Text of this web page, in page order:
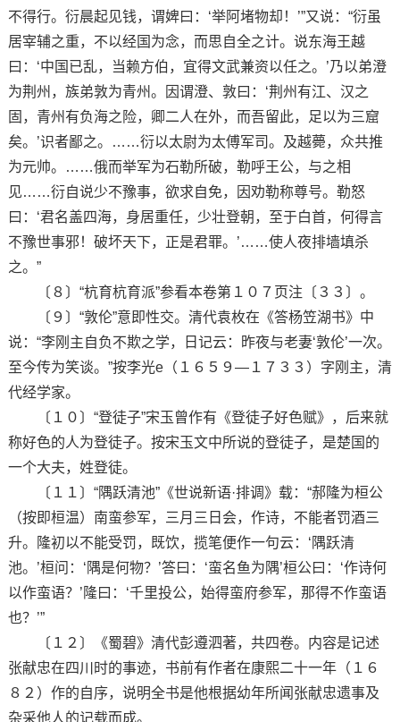
不得行。衍晨起见钱，谓婢曰：‘举阿堵物却！’”又说：“衍虽
居宰辅之重，不以经国为念，而思自全之计。说东海王越
曰：‘中国已乱，当赖方伯，宜得文武兼资以任之。’乃以弟澄
为荆州，族弟敦为青州。因谓澄、敦曰：‘荆州有江、汉之
固，青州有负海之险，卿二人在外，而吾留此，足以为三窟
矣。’识者鄙之。……衍以太尉为太傅军司。及越薨，众共推
为元帅。……俄而举军为石勒所破，勒呼王公，与之相
见……衍自说少不豫事，欲求自免，因劝勒称尊号。勒怒
曰：‘君名盖四海，身居重任，少壮登朝，至于白首，何得言
不豫世事邪！破坏天下，正是君罪。’……使人夜排墙填杀
之。”
〔８〕“杭育杭育派”参看本卷第１０７页注〔３３〕。
〔９〕“敦伦”意即性交。清代袁枚在《答杨笠湖书》中
说：“李刚主自负不欺之学，日记云：昨夜与老妻‘敦伦’一次。
至今传为笑谈。”按李光e（１６５９—１７３３）字刚主，清
代经学家。
〔１０〕“登徒子”宋玉曾作有《登徒子好色赋》，后来就
称好色的人为登徒子。按宋玉文中所说的登徒子，是楚国的
一个大夫，姓登徒。
〔１１〕“隅跃清池”《世说新语·排调》载：“郝隆为桓公
（按即桓温）南蛮参军，三月三日会，作诗，不能者罚酒三
升。隆初以不能受罚，既饮，揽笔便作一句云：‘隅跃清
池。’桓问：‘隅是何物？’答曰：‘蛮名鱼为隅’桓公曰：‘作诗何
以作蛮语？’隆曰：‘千里投公，始得蛮府参军，那得不作蛮语
也？’”
〔１２〕《蜀碧》清代彭遵泗著，共四卷。内容是记述
张献忠在四川时的事迹，书前有作者在康熙二十一年（１６
８２）作的自序，说明全书是他根据幼年所闻张献忠遗事及
杂采他人的记载而成。